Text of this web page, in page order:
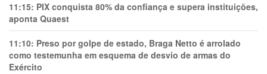
11:15: PIX conquista 80% da confiança e supera instituições,
aponta Quaest
11:10: Preso por golpe de estado, Braga Netto é arrolado
como testemunha em esquema de desvio de armas do
Exército